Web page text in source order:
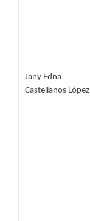
Jany Edna
Castellanos López